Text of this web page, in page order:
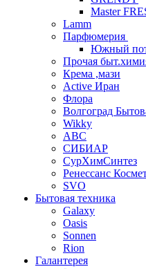
Master
Lamm
Парфюмерия
Южный
Прочая
Крема ,мази
Аctive Иран
Флора
Волгоград
Wikky
АВС
СИБИАР
СурХимСинтез
Ренессанс
SVO
Бытовая техника
Galaxy
Oasis
Sonnen
Rion
Галантерея